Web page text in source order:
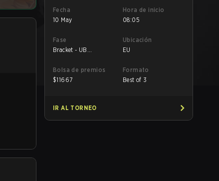
Fecha
10 May
Hora de inicio
08:05
Fase
Bracket - UB
Ubicación
EU
Bolsa de premios
$11667
Formato
Best of 3
IR AL TORNEO